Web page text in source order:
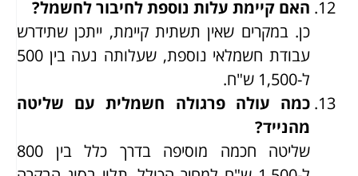
האם קיימת עלות נוספת לחיבור לחשמל?
כן. במקרים שאין תשתית קיימת, ייתכן שתידרש
עבודת חשמלאי נוספת, שעלותה נעה בין 500
ל-1,500 ש"ח.
כמה עולה פרגולה חשמלית עם שליטה
מהנייד?
שליטה חכמה מוסיפה בדרך כלל בין 800